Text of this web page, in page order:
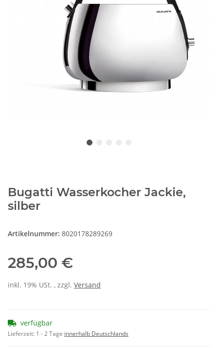
Bugatti Wasserkocher Jackie,
silber
Artikelnummer: 8020178289269
285,00 €
inkl. 19% USt. , zzgl. Versand
verfügbar
Lieferzeit: 1 - 2 Tage innerhalb Deutschlands